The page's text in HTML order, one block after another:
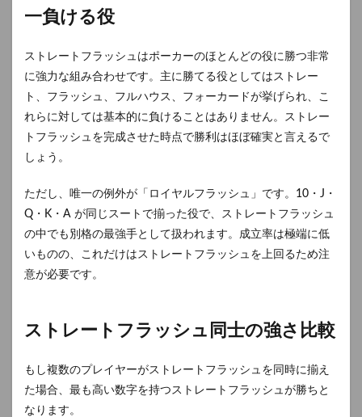
一負ける役
ストレートフラッシュはポーカーのほとんどの役に勝つ非常
に強力な組み合わせです。主に勝てる役としてはストレー
ト、フラッシュ、フルハウス、フォーカードが挙げられ、こ
れらに対しては基本的に負けることはありません。ストレー
トフラッシュを完成させた時点で勝利はほぼ確実と言えるで
しょう。
ただし、唯一の例外が「ロイヤルフラッシュ」です。10・J・
Q・K・A が同じスートで揃った役で、ストレートフラッシュ
の中でも別格の最強手として扱われます。成立率は極端に低
いものの、これだけはストレートフラッシュを上回るため注
意が必要です。
ストレートフラッシュ同士の強さ比較
もし複数のプレイヤーがストレートフラッシュを同時に揃え
た場合、最も高い数字を持つストレートフラッシュが勝ちと
なります。